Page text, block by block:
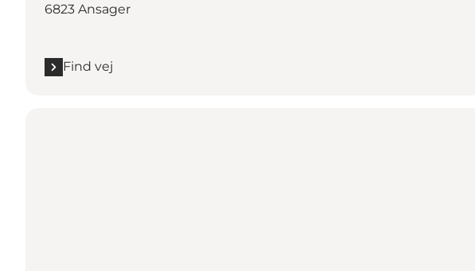
6823 Ansager
Find vej